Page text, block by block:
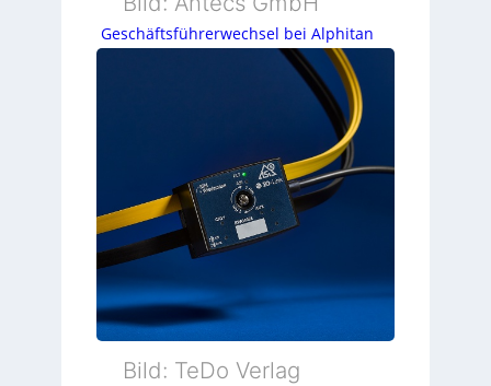
Geschäftsführerwechsel bei Alphitan
Bild: TeDo Verlag